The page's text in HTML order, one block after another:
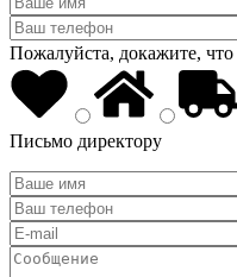
Пожалуйста, докажите,
Письмо директору